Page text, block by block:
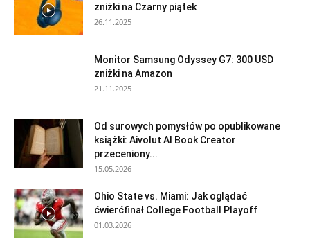
zniżki na Czarny piątek
26.11.2025
Monitor Samsung Odyssey G7: 300 USD
zniżki na Amazon
21.11.2025
Od surowych pomysłów po opublikowane
książki: Aivolut AI Book Creator
przeceniony...
15.05.2026
Ohio State vs. Miami: Jak oglądać
ćwierćfinał College Football Playoff
01.03.2026